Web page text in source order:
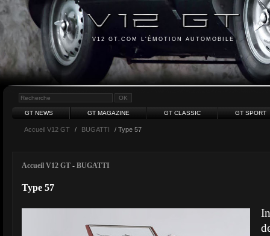
V12 GT.COM L'ÉMOTION AUTOMOBILE
GT NEWS GT MAGAZINE GT CLASSIC GT SPORT
Accueil V12 GT / BUGATTI / Type 57
Accueil V12 GT - BUGATTI
Type 57